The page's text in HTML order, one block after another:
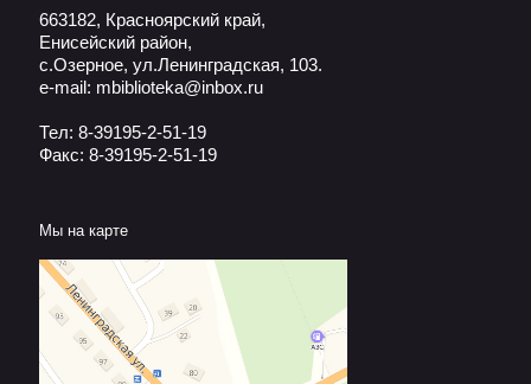
663182, Красноярский край,
Енисейский район,
с.Озерное, ул.Ленинградская, 103.
e-mail: mbiblioteka@inbox.ru
Тел: 8-39195-2-51-19
Факс: 8-39195-2-51-19
Мы на карте